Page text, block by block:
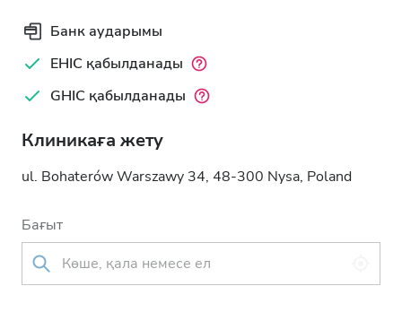
Банк аударымы
EHIC қабылданады
GHIC қабылданады
Клиникаға жету
ul. Bohaterów Warszawy 34, 48-300 Nysa, Poland
Бағыт